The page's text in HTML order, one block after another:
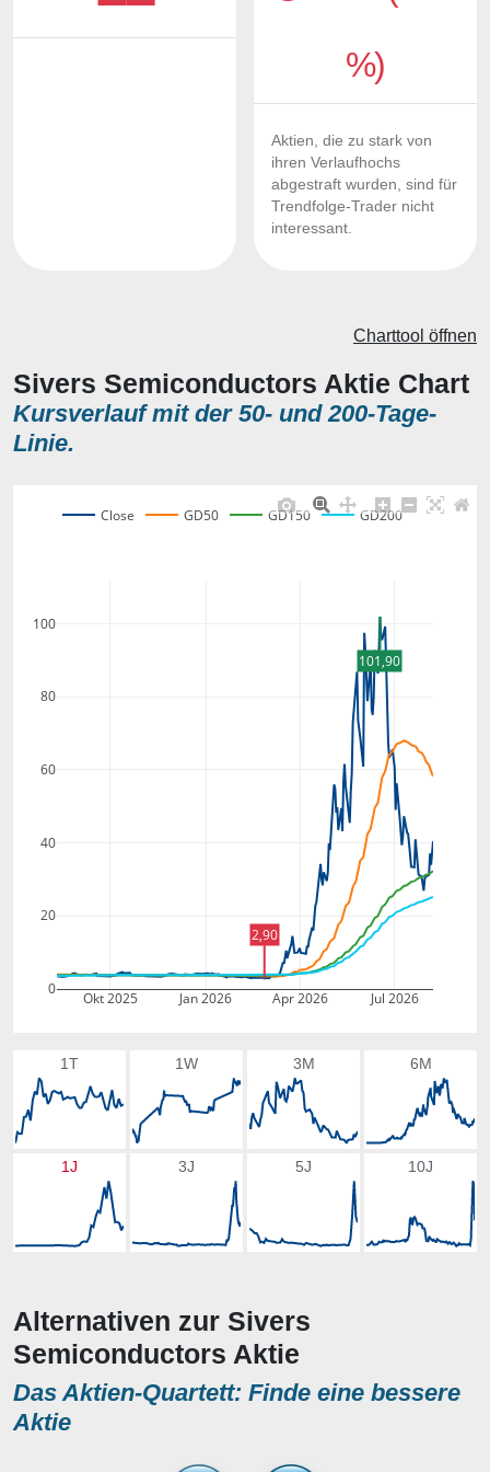
%)
Aktien, die zu stark von
ihren Verlaufhochs
abgestraft wurden, sind für
Trendfolge-Trader nicht
interessant.
Sivers Semiconductors Aktie Chart
Kursverlauf mit der 50- und 200-Tage-
Linie.
Charttool öffnen
Okt 2025 Jan 2026 Apr 2026 Jul 2026
0
20
40
60
80
100
Close GD50 GD150 GD200
101,90
2,90
1T 1W 3M 6M
1J 3J 5J 10J
Alternativen zur Sivers
Semiconductors Aktie
Das Aktien-Quartett: Finde eine bessere
Aktie